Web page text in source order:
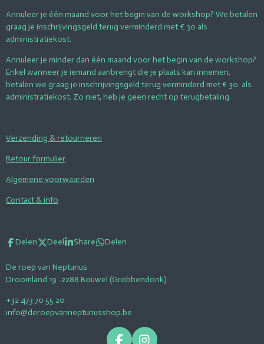
Annuleer je één maand voor het begin van de workshop? We betalen
graag je inschrijvingsgeld terug verminderd met € 30 als
administratiekost.
Annuleer je minder dan één maand voor het begin van de workshop?
Enkel wanneer je iemand aanbrengt die je plaats kan innemen,
betalen we graag je inschrijvingsgeld terug verminderd met € 30 als
administratiekost. Zo niet, heb je geen recht op terugbetaling.
Verzending & retourneren
Retour formulier
Algemene voorwaarden
Contact & info
Delen Deel Share Delen
De roep van Neptunus
Droomland 19 -2288 Bouwel (Grobbendonk)
+32 473 70 55 20
info@deroepvanneptunusshop.be